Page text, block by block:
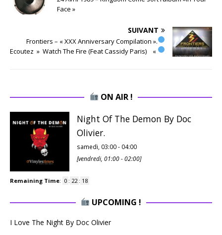
Face »
SUIVANT
Frontiers – « XXX Anniversary Compilation ».
Ecoutez » Watch The Fire (Feat Cassidy Paris) «
ON AIR !
Night Of The Demon By Doc
Olivier.
samedi, 03:00- 04:00
[vendredi, 01:00-02:00]
Remaining Time: 0 : 22 : 17
UPCOMING !
I Love The Night By Doc Olivier